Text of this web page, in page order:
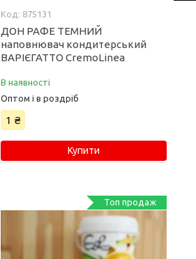
875131
ДОН РАФЕ ТЕМНИЙ
наповнювач кондитерський
ВАРІЄГАТТО CremoLinea
В наявності
Оптом і в роздріб
1 ₴
Купити
Топ продаж